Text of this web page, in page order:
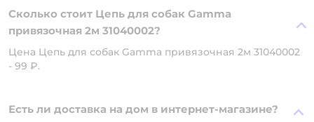
Сколько стоит Цепь для собак Gamma
привязочная 2м 31040002?
Цена Цепь для собак Gamma привязочная 2м 31040002
- 99 ₽.
Есть ли доставка на дом в интернет-магазине?